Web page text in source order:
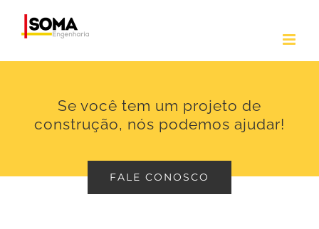
o
Se você tem um projeto de
construção, nós podemos ajudar!
FALE CONOSCO